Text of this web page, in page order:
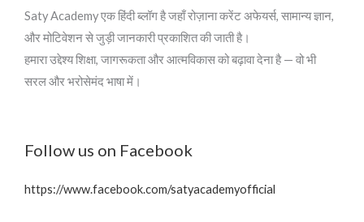
Saty Academy एक हिंदी ब्लॉग है जहाँ रोज़ाना करेंट अफेयर्स, सामान्य ज्ञान,
और मोटिवेशन से जुड़ी जानकारी प्रकाशित की जाती है।
हमारा उद्देश्य शिक्षा, जागरूकता और आत्मविकास को बढ़ावा देना है — वो भी
सरल और भरोसेमंद भाषा में।
Follow us on Facebook
https://www.facebook.com/satyacademyofficial